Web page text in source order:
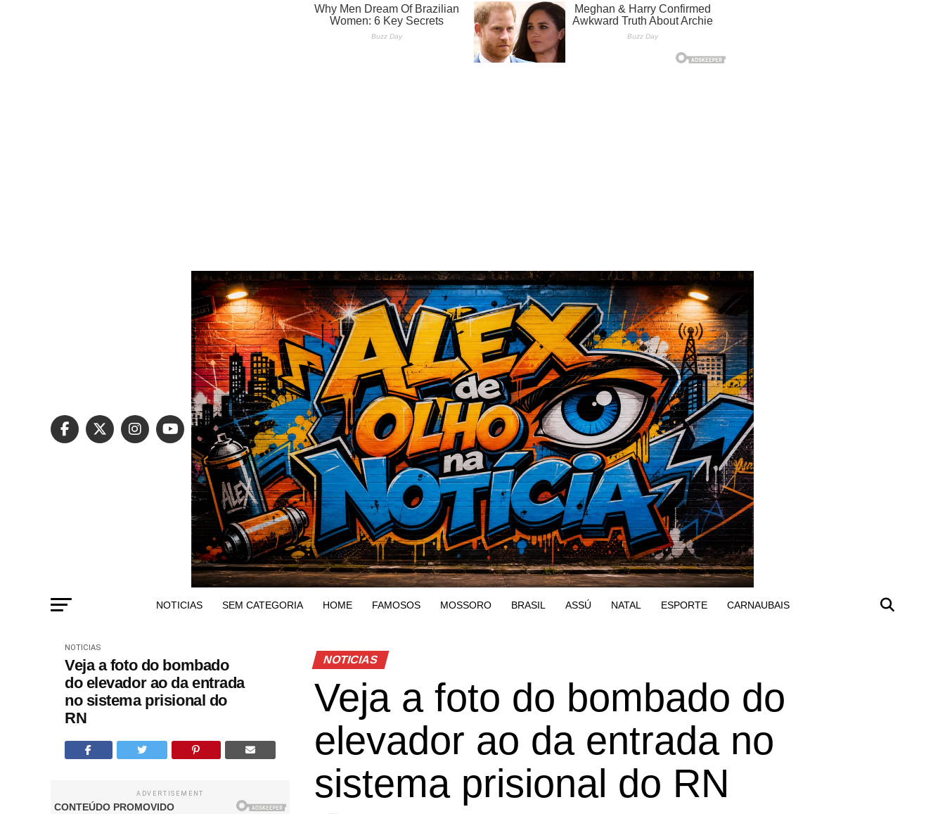
NOTICIAS SEM CATEGORIA HOME FAMOSOS MOSSORO BRASIL ASSÚ NATAL ESPORTE CARNAUBAIS
NOTICIAS
Veja a foto do bombado
do elevador ao da entrada
no sistema prisional do
RN
ADVERTISEMENT
NOTICIAS
Veja a foto do bombado do
elevador ao da entrada no
sistema prisional do RN